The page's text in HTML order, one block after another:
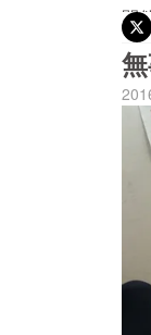
開
こ
の
た…！） そして 池川
世の中